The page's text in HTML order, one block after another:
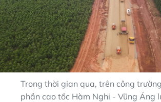
Trong thời gian qua, trên công
phần cao tốc Hàm Nghi - Vũng Áng